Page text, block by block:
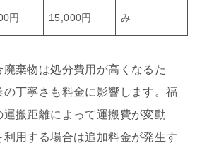
円 15,000円 み
棄物は処分費用が高くなるた
丁寧さも料金に影響します。福
搬距離によって運搬費が変動
利用する場合は追加料金が発生す